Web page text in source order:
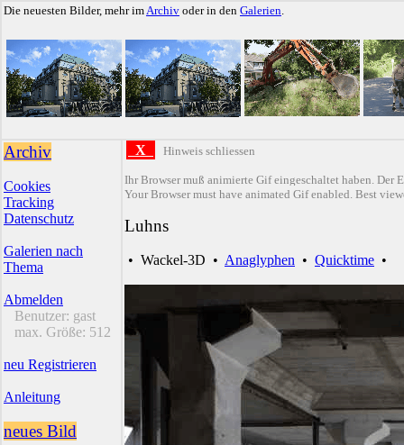
Die neuesten Bilder, mehr imArchiv oder in den Galerien.
Archiv
Cookies
Tracking
Datenschutz
Galerien nach
Thema
Abmelden
Benutzer: gast
max. Größe: 512
neu Registrieren
Anleitung
neues Bild
X Hinweis schliessen
Ihr Browser muß animierte Gif eingeschaltet haben. Der
Your Browser must have animated Gif enabled. Best
Luhns
• Wackel-3D • Anaglyphen • Quicktime •